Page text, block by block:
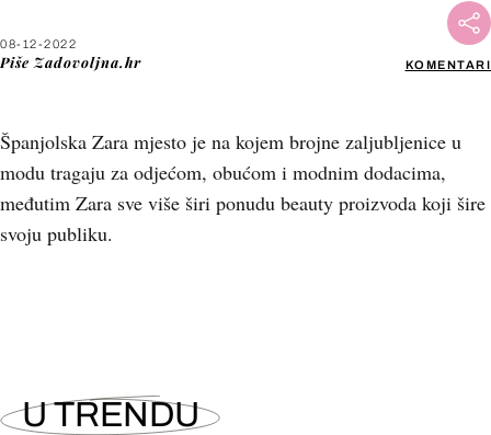
08-12-2022
Piše Zadovoljna.hr KOMENTARI
Španjolska Zara mjesto je na kojem brojne zaljubljenice u
modu tragaju za odjećom, obućom i modnim dodacima,
međutim Zara sve više širi ponudu beauty proizvoda koji šire
svoju publiku.
U TRENDU